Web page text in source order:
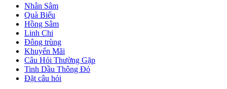
Nhân Sâm
Quà Biếu
Hồng Sâm
Linh Chi
Đông trùng
Khuyến Mãi
Câu Hỏi Thường Gặp
Tinh Dầu Thông Đỏ
Đặt câu hỏi